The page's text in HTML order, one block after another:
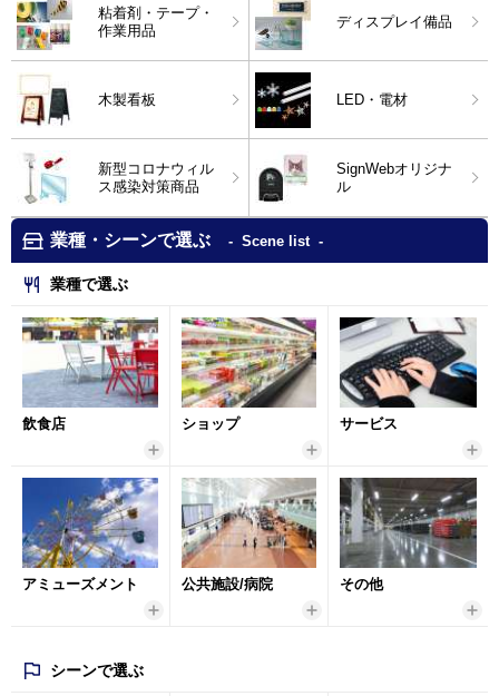
粘着剤・テープ・
作業用品
ディスプレイ備品
木製看板 LED・電材
新型コロナウィル
ス感染対策商品
SignWebオリジナ
ル
業種・シーンで選ぶ Scene list
業種で選ぶ
飲食店 ショップ サービス
アミューズメント 公共施設/病院 その他
シーンで選ぶ